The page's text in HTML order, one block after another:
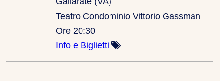
Teatro Condominio Vittorio Gassman
Ore 20:30
Info e Biglietti